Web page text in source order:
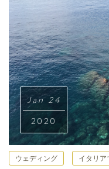
Jan 24
2020
ウェディング イタリア